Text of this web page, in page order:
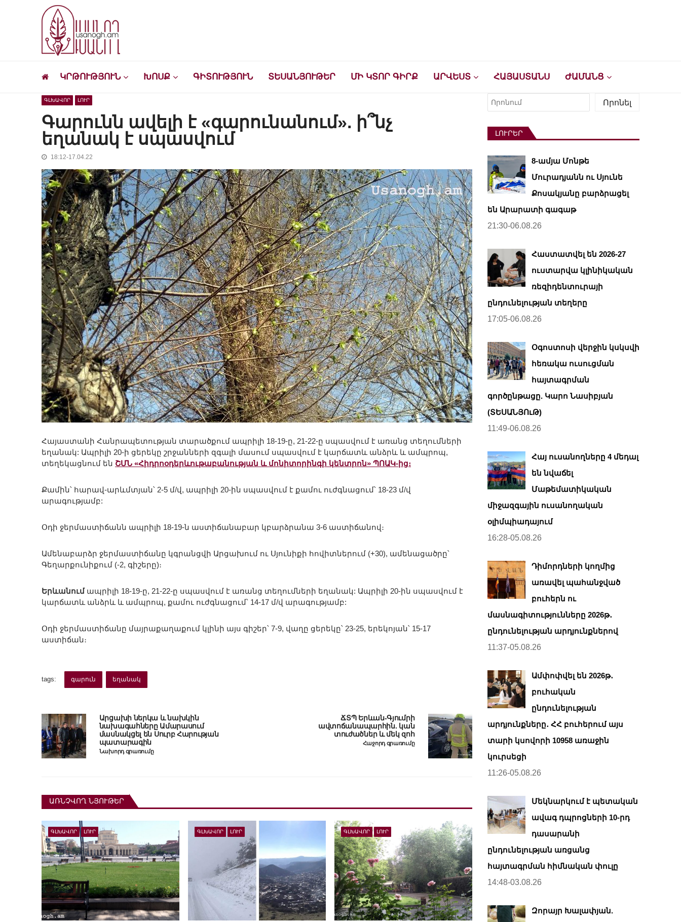
ԿՐԹՈՒԹՅՈՒՆ ԽՈՍՔ ԳԻՏՈՒԹՅՈՒՆ ՏԵՍԱՆՅՈՒԹԵՐ ՄԻ ԿՏՈՐ ԳԻՐՔ ԱՐՎԵՍՏ ՀԱՅԱՍՏԱՆՍ ԺԱՄԱՆՑ
ԳԼԽԱՎՈՐ ԼՈՒՐ
Գարունն ավելի է «գարունանում». ի՞նչ
եղանակ է սպասվում
18:12-17.04.22
Հայաստանի Հանրապետության տարածքում ապրիլի 18-19-ը, 21-22-ը սպասվում է առանց տեղումների
եղանակ: Ապրիլի 20-ի ցերեկը շրջանների զգալի մասում սպասվում է կարճատև անձրև և ամպրոպ,
տեղեկացնում են ՇՄՆ «Հիդրոօդերևութաբանության և մոնիտորինգի կենտրոն» ՊՈԱԿ-ից։
Քամին՝ հարավ-արևմտյան՝ 2-5 մ/վ, ապրիլի 20-ին սպասվում է քամու ուժգնացում՝ 18-23 մ/վ
արագությամբ:
Օդի ջերմաստիճանն ապրիլի 18-19-ն աստիճանաբար կբարձրանա 3-6 աստիճանով։
Ամենաբարձր ջերմաստիճանը կգրանցվի Արցախում ու Սյունիքի հովիտներում (+30), ամենացածրը՝
Գեղարքունիքում (-2, գիշերը)։
Երևանումապրիլի 18-19-ը, 21-22-ը սպասվում է առանց տեղումների եղանակ: Ապրիլի 20-ին սպասվում է
կարճատև անձրև և ամպրոպ, քամու ուժգնացում՝ 14-17 մ/վ արագությամբ:
Օդի ջերմաստիճանը մայրաքաղաքում կլինի այս գիշեր՝ 7-9, վաղը ցերեկը՝ 23-25, երեկոյան՝ 15-17
աստիճան։
tags: գարուն եղանակ
Արցախի ներկա և նախկին
նախագահները Ամարասում
մասնակցել են Սուրբ Հարության
պատարագին
Նախորդ գրառումը
ՃՏՊ Երևան-Գյումրի
ավտոճանապարհին. կան
տուժածներ և մեկ զոհ
Հաջորդ գրառումը
ԱՌՆՉՎՈՂ ՆՅՈՒԹԵՐ
ԳԼԽԱՎՈՐ ԼՈՒՐ ԳԼԽԱՎՈՐ ԼՈՒՐ ԳԼԽԱՎՈՐ ԼՈՒՐ
Որոնել
Որոնել
ԼՈՒՐԵՐ
8-ամյա Մոնթե
Մուրադյանն ու Սյունե
Քոսակյանը բարձրացել
են Արարատի գագաթ
21:30-06.08.26
Հաստատվել են 2026-27
ուստարվա կլինիկական
ռեզիդենտուրայի
ընդունելության տեղերը
17:05-06.08.26
Օգոստոսի վերջին կսկսվի
հեռակա ուսուցման
հայտագրման
գործընթացը. Կարո Նասիբյան
(ՏԵՍԱՆՅՈւԹ)
11:49-06.08.26
Հայ ուսանողները 4 մեդալ
են նվաճել
Մաթեմատիկական
միջազգային ուսանողական
օլիմպիադայում
16:28-05.08.26
Դիմորդների կողմից
առավել պահանջված
բուհերն ու
մասնագիտությունները 2026թ․
ընդունելության արդյունքներով
11:37-05.08.26
Ամփոփվել են 2026թ․
բուհական
ընդունելության
արդյունքները․ ՀՀ բուհերում այս
տարի կսովորի 10958 առաջին
կուրսեցի
11:26-05.08.26
Մեկնարկում է պետական
ավագ դպրոցների 10-րդ
դասարանի
ընդունելության առցանց
հայտագրման հիմնական փուլը
14:48-03.08.26
Զորայր Խալափյան.